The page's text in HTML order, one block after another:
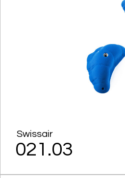
Swissair
021.03